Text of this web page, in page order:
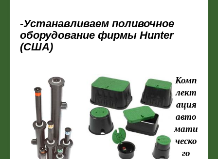
-Устанавливаем поливочное
оборудование фирмы Hunter
(США)
Комп
лект
ация
авто
мати
ческо
го